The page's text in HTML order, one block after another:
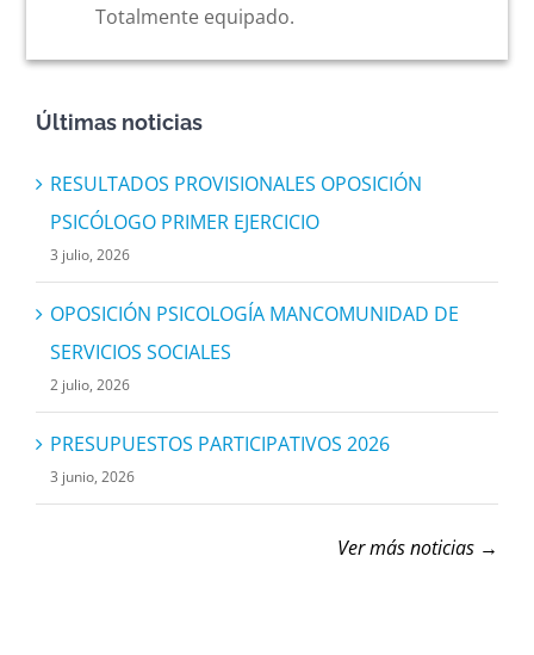
Totalmente equipado.
Últimas noticias
RESULTADOS PROVISIONALES OPOSICIÓN
PSICÓLOGO PRIMER EJERCICIO
3 julio, 2026
OPOSICIÓN PSICOLOGÍA MANCOMUNIDAD DE
SERVICIOS SOCIALES
2 julio, 2026
PRESUPUESTOS PARTICIPATIVOS 2026
3 junio, 2026
Ver más noticias →